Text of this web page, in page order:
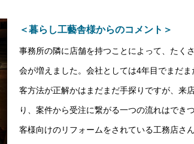
＜暮らし工藝舎様からのコメント＞
事務所の隣に店舗を持つことによって、たく
会が増えました。会社としては4年目でまだ
客方法が正解かはまだまだ手探りですが、来
り、案件から受注に繋がる一つの流れはでき
客様向けのリフォームをされている工務店さ